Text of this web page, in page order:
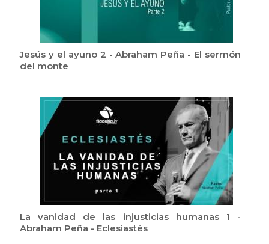
Jesús y el ayuno 2 - Abraham Peña - El sermón
del monte
La vanidad de las injusticias humanas 1 -
Abraham Peña - Eclesiastés